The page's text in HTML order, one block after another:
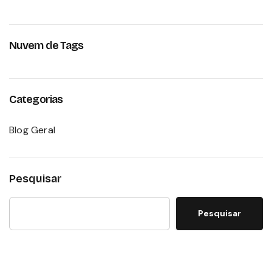
Nuvem de Tags
Categorias
Blog Geral
Pesquisar
Pesquisar